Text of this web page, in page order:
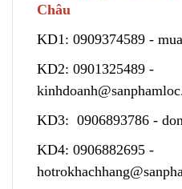
Châu
KD1: 0909374589 -
KD2: 0901325489 -
KD3: 0906893786 -
KD4: 0906882695 -